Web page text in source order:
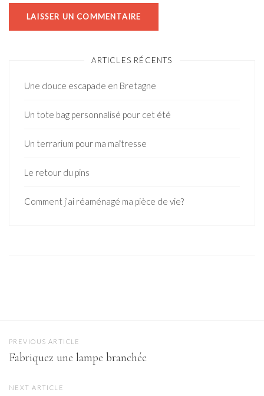
ARTICLES RÉCENTS
Une douce escapade en Bretagne
Un tote bag personnalisé pour cet été
Un terrarium pour ma maîtresse
Le retour du pins
Comment j’ai réaménagé ma pièce de vie?
PREVIOUS ARTICLE
Fabriquez une lampe branchée
NEXT ARTICLE